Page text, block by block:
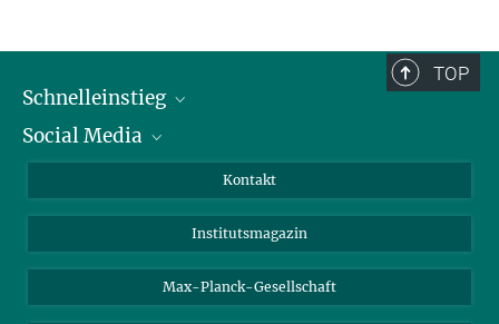
TOP
Schnelleinstieg
Alumni
Social Media
Facebook
Kontakt
Institutsmagazin
Max-Planck-Gesellschaft